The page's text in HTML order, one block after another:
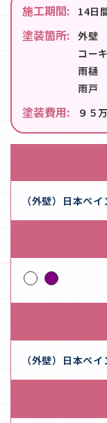
施工期間: 14日
塗装箇所: 外壁
コー
雨樋
雨戸
塗装費用: ９５
（外壁）日本ペ
（外壁）日本ペ